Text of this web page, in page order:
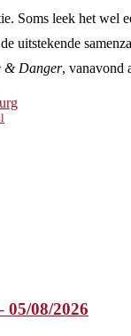
Soms leek het
uitstekende
& Danger, vanavond
05/08/2026